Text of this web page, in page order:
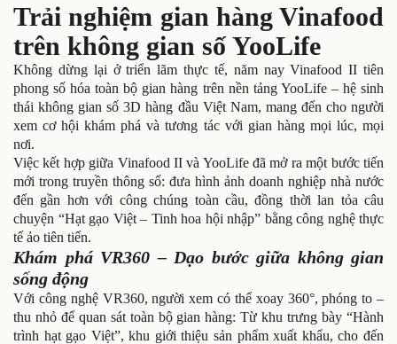
Trải nghiệm gian hàng Vinafood
trên không gian số YooLife
Không dừng lại ở triển lãm thực tế, năm nay Vinafood II tiên
phong số hóa toàn bộ gian hàng trên nền tảng YooLife – hệ sinh
thái không gian số 3D hàng đầu Việt Nam, mang đến cho người
xem cơ hội khám phá và tương tác với gian hàng mọi lúc, mọi
nơi.
Việc kết hợp giữa Vinafood II và YooLife đã mở ra một bước tiến
mới trong truyền thông số: đưa hình ảnh doanh nghiệp nhà nước
đến gần hơn với công chúng toàn cầu, đồng thời lan tỏa câu
chuyện “Hạt gạo Việt – Tinh hoa hội nhập” bằng công nghệ thực
tế ảo tiên tiến.
Khám phá VR360 – Dạo bước giữa không gian
sống động
Với công nghệ VR360, người xem có thể xoay 360°, phóng to –
thu nhỏ để quan sát toàn bộ gian hàng: Từ khu trưng bày “Hành
trình hạt gạo Việt”, khu giới thiệu sản phẩm xuất khẩu, cho đến